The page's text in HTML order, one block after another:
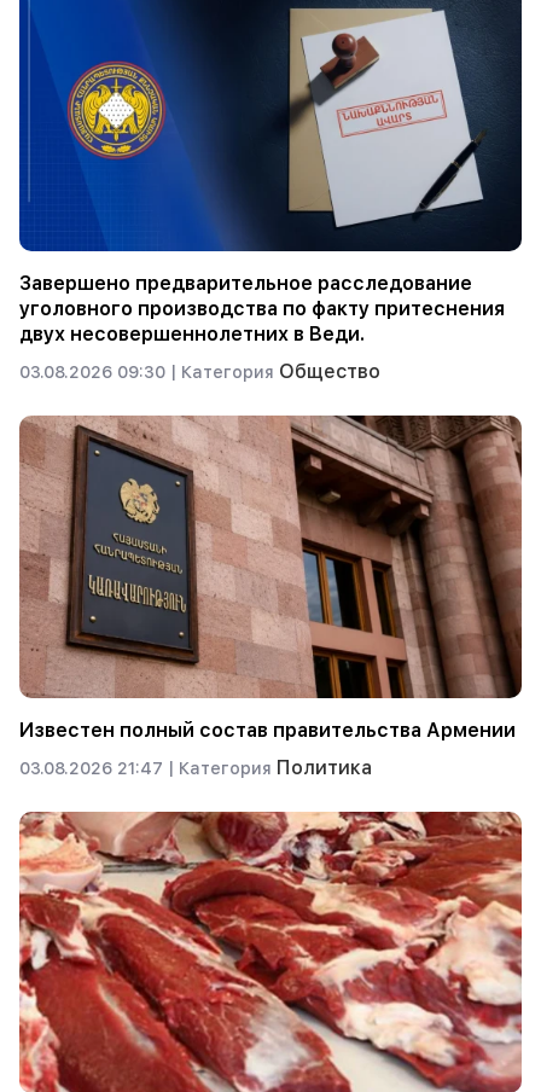
Завершено предварительное расследование
уголовного производства по факту притеснения
двух несовершеннолетних в Веди.
03.08.2026 09:30 | Категория Общество
Известен полный состав правительства Армении
03.08.2026 21:47 | Категория Политика